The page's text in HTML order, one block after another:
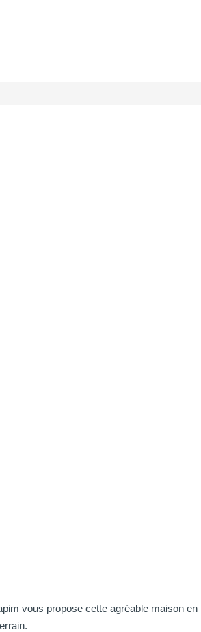
vous propose cette agréable maison